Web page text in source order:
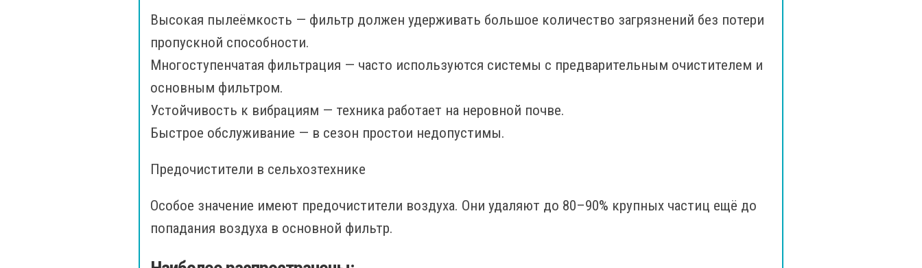
Высокая пылеёмкость — фильтр должен удерживать большое количество загрязнений без потери
пропускной способности.
Многоступенчатая фильтрация — часто используются системы с предварительным очистителем и
основным фильтром.
Устойчивость к вибрациям — техника работает на неровной почве.
Быстрое обслуживание — в сезон простои недопустимы.
Предочистители в сельхозтехнике
Особое значение имеют предочистители воздуха. Они удаляют до 80–90% крупных частиц ещё до
попадания воздуха в основной фильтр.